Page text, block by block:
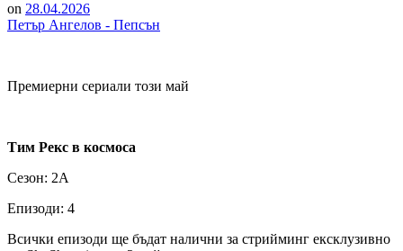
on 28.04.2026
Петър Ангелов - Пепсън
Премиерни сериали този май
Тим Рекс в космоса
Сезон: 2А
Епизоди: 4
Всички епизоди ще бъдат налични за стрийминг ексклузивно